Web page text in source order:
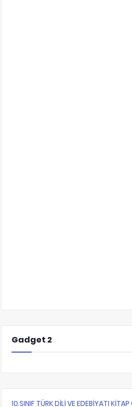
Gadget 2
10.SINIF TÜRK DİLİ VE EDEBİYATI